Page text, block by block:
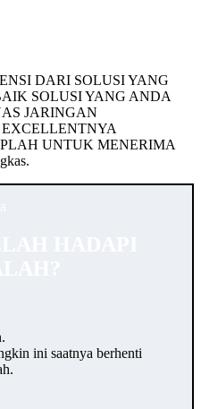
DARI SOLUSI YANG
SOLUSI YANG ANDA
JARINGAN
UNTUK MENERIMA
ini saatnya berhenti